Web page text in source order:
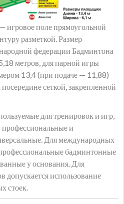
— игровое поле прямоугольной
разметкой. Размер
федерации Бадминтона
метров, для парной игры
13,4 (при подаче — 11,88)
сеткой, закрепленной
для тренировок и игр,
профессиональные и
Для международных
бадминтонные
у основания. Для
допускается использование
стоек.